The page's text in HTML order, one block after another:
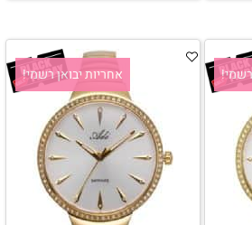
רשמי! אחריות יבואן רשמי!